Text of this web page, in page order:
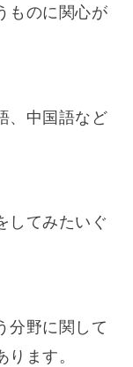
ものに関心が
、中国語など
してみたいぐ
分野に関して
ます。